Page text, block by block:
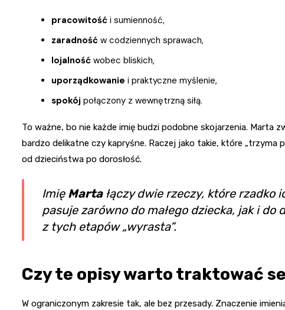
pracowitość i sumienność,
zaradność w codziennych sprawach,
lojalność wobec bliskich,
uporządkowanie i praktyczne myślenie,
spokój połączony z wewnętrzną siłą.
To ważne, bo nie każde imię budzi podobne skojarzenia. Marta
bardzo delikatne czy kapryśne. Raczej jako takie, które
od dzieciństwa po dorosłość.
Imię Martałączy dwie rzeczy, które rzadko
pasuje zarówno do małego dziecka, jak i do
z tych etapów „wyrasta”.
Czy te opisy warto traktować
W ograniczonym zakresie tak, ale bez przesady. Znaczenie